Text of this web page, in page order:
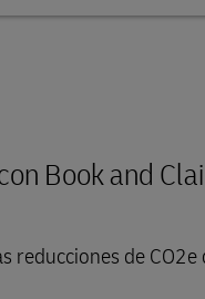
Book and
de